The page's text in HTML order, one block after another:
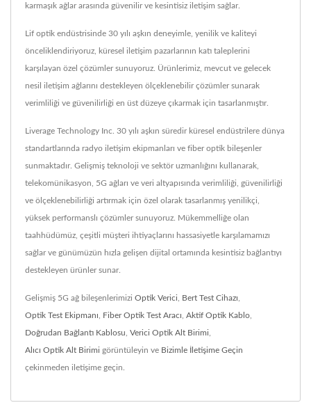
karmaşık ağlar arasında güvenilir ve kesintisiz iletişim sağlar.
Lif optik endüstrisinde 30 yılı aşkın deneyimle, yenilik ve kaliteyi
önceliklendiriyoruz, küresel iletişim pazarlarının katı taleplerini
karşılayan özel çözümler sunuyoruz. Ürünlerimiz, mevcut ve gelecek
nesil iletişim ağlarını destekleyen ölçeklenebilir çözümler sunarak
verimliliği ve güvenilirliği en üst düzeye çıkarmak için tasarlanmıştır.
Liverage Technology Inc. 30 yılı aşkın süredir küresel endüstrilere dünya
standartlarında radyo iletişim ekipmanları ve fiber optik bileşenler
sunmaktadır. Gelişmiş teknoloji ve sektör uzmanlığını kullanarak,
telekomünikasyon, 5G ağları ve veri altyapısında verimliliği, güvenilirliği
ve ölçeklenebilirliği artırmak için özel olarak tasarlanmış yenilikçi,
yüksek performanslı çözümler sunuyoruz. Mükemmelliğe olan
taahhüdümüz, çeşitli müşteri ihtiyaçlarını hassasiyetle karşılamamızı
sağlar ve günümüzün hızla gelişen dijital ortamında kesintisiz bağlantıyı
destekleyen ürünler sunar.
Gelişmiş 5G ağ bileşenlerimizi Optik Verici Bert Test Cihazı
Optik Test Ekipmanı Fiber Optik Test Aracı Aktif Optik Kablo
Doğrudan Bağlantı Kablosu Verici Optik Alt Birimi
Alıcı Optik Alt Birimi görüntüleyin ve Bizimle İletişime Geçin
çekinmeden iletişime geçin.